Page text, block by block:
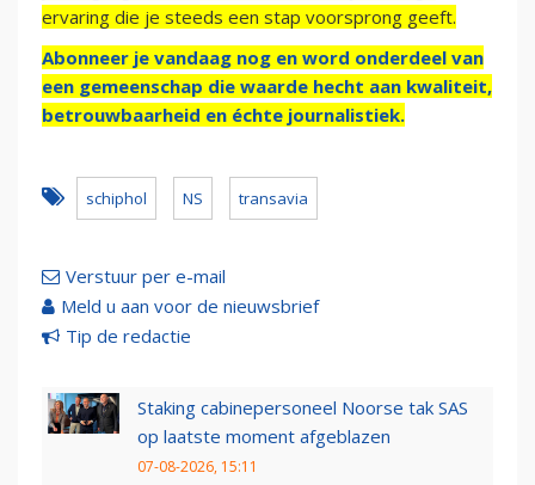
ervaring die je steeds een stap voorsprong geeft.
Abonneer je vandaag nog en word onderdeel van
een gemeenschap die waarde hecht aan kwaliteit,
betrouwbaarheid en échte journalistiek.
schiphol NS transavia
Verstuur per e-mail
Meld u aan voor de nieuwsbrief
Tip de redactie
Staking cabinepersoneel Noorse tak SAS
op laatste moment afgeblazen
07-08-2026, 15:11